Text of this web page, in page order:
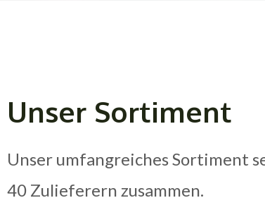
Unser Sortiment
Unser umfangreiches Sortiment
40 Zulieferern zusammen.